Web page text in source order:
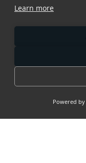
Learn more
Powered by